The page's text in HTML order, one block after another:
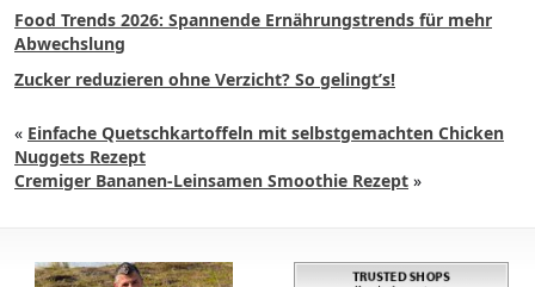
Food Trends 2026: Spannende Ernährungstrends für mehr
Abwechslung
Zucker reduzieren ohne Verzicht? So gelingt’s!
« Einfache Quetschkartoffeln mit selbstgemachten Chicken
Nuggets Rezept
Cremiger Bananen-Leinsamen Smoothie Rezept »